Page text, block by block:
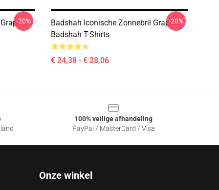
-20%
Badshah Iconische Zonnebril Graphic
Badshah T-Shirts
€ 24,38 - € 28,06
-20%
100% veilige afhandeling
PayPal / MasterCard / Visa
Onze winkel